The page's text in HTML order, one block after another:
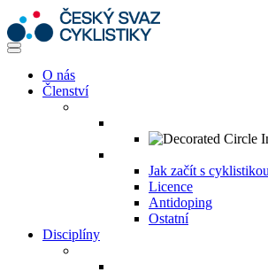
O nás
Členství
Jak začít s cyklistikou
Licence
Antidoping
Ostatní
Disciplíny